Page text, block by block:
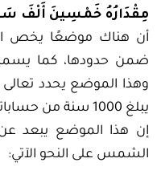
مِقْدَارُهُ خَمْسِينَ أَلْفَ
أن هناك موضعًا يخص
ضمن حدودها، كما
وهذا الموضع يحدد تعالى
يبلغ 1000 سنة من
إن هذا الموضع يبعد عن
الشمس على النحو الآتي: